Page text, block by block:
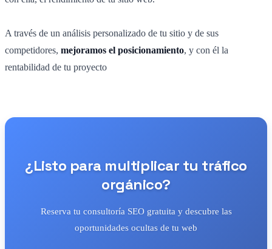
A través de un análisis personalizado de tu sitio y de sus
competidores, mejoramos el posicionamiento, y con él la
rentabilidad de tu proyecto
¿Listo para multiplicar tu tráfico
orgánico?
Reserva tu consultoría SEO gratuita y descubre las
oportunidades ocultas de tu web